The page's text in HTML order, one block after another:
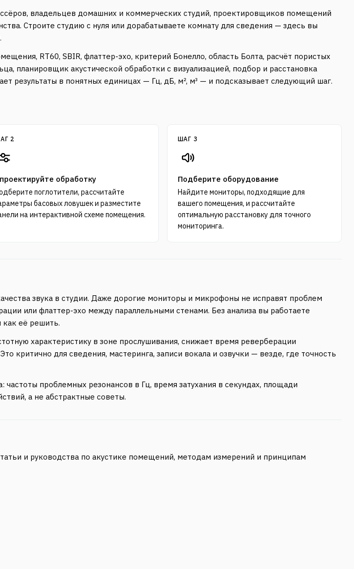
владельцев домашних и коммерческих студий, проектировщиков помещений
Строите студию с нуля или дорабатываете комнату для сведения — здесь вы
RT60, SBIR, флаттер-эхо, критерий Бонелло, область Болта, расчёт пористых
планировщик акустической обработки с визуализацией, подбор и расстановка
результаты в понятных единицах — Гц, дБ, м², м³ — и подсказывает следующий шаг.
2
обработку
поглотители, рассчитайте
басовых ловушек и разместите
на интерактивной схеме помещения.
ШАГ 3
Подберите оборудование
Найдите мониторы, подходящие для
вашего помещения, и рассчитайте
оптимальную расстановку для точного
мониторинга.
звука в студии. Даже дорогие мониторы и микрофоны не исправят проблем
или флаттер-эхо между параллельными стенами. Без анализа вы работаете
как её решить.
характеристику в зоне прослушивания, снижает время реверберации
критично для сведения, мастеринга, записи вокала и озвучки — везде, где точность
частоты проблемных резонансов в Гц, время затухания в секундах, площади
а не абстрактные советы.
и руководства по акустике помещений, методам измерений и принципам